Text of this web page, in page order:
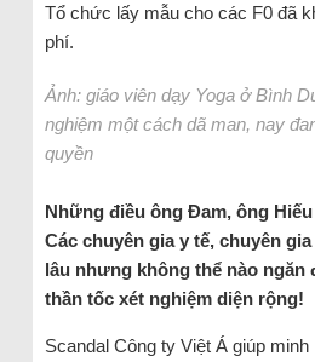
Tổ chức lấy mẫu cho các F0 đã
phí.
Ảnh: giáo viên dạy Yoga ở Bình
nghiệm một cách dã man, nay
quyền
Những điều ông Đam, ông
Các chuyên gia y tế, chuyên
lâu nhưng không thể nào
thần tốc xét nghiệm diện rộng!
Scandal Công ty Việt Á giúp minh